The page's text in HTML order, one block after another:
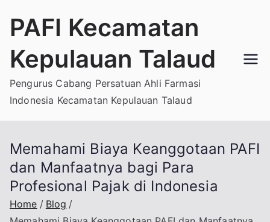
PAFI Kecamatan
Kepulauan Talaud
Pengurus Cabang Persatuan Ahli Farmasi
Indonesia Kecamatan Kepulauan Talaud
Memahami Biaya Keanggotaan PAFI
dan Manfaatnya bagi Para
Profesional Pajak di Indonesia
Home
Blog